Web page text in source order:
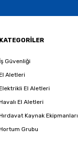
KATEGORİLER
İş Güvenliği
Aletleri
El Aletleri
El Aletleri
Kaynak Ekipmanları
Grubu